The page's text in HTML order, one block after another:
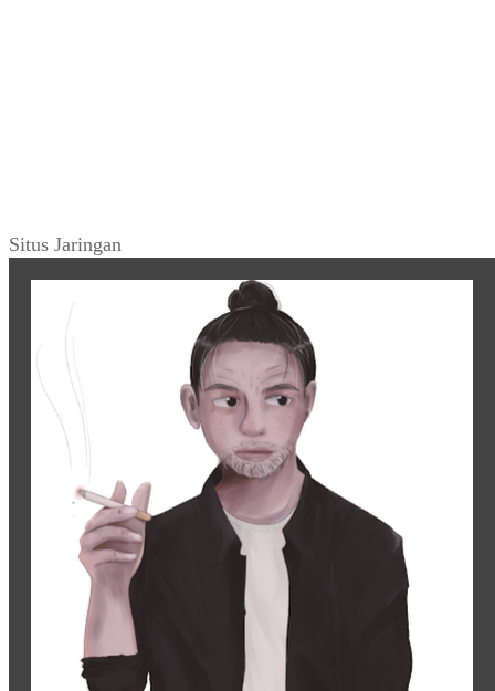
Situs Jaringan